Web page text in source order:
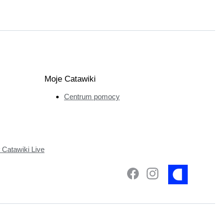
Catawiki Live
Moje Catawiki
Centrum pomocy